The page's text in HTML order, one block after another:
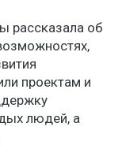
рассказала об
проектам и
людей, а